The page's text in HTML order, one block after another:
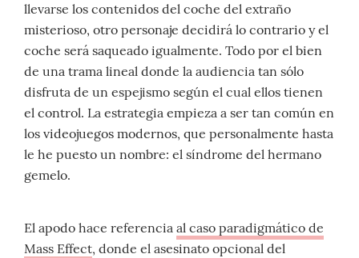
llevarse los contenidos del coche del extraño
misterioso, otro personaje decidirá lo contrario y el
coche será saqueado igualmente. Todo por el bien
de una trama lineal donde la audiencia tan sólo
disfruta de un espejismo según el cual ellos tienen
el control. La estrategia empieza a ser tan común en
los videojuegos modernos, que personalmente hasta
le he puesto un nombre: el síndrome del hermano
gemelo.
El apodo hace referencia al caso paradigmático de
Mass Effect, donde el asesinato opcional del